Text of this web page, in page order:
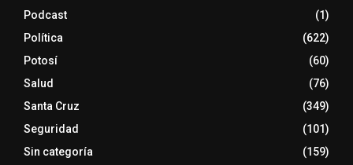
Podcast
(1)
Política
(622)
Potosí
(60)
Salud
(76)
Santa Cruz
(349)
Seguridad
(101)
Sin categoría
(159)